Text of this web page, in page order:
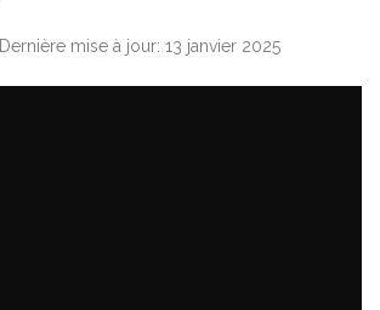
Dernière mise à jour: 13 janvier 2025